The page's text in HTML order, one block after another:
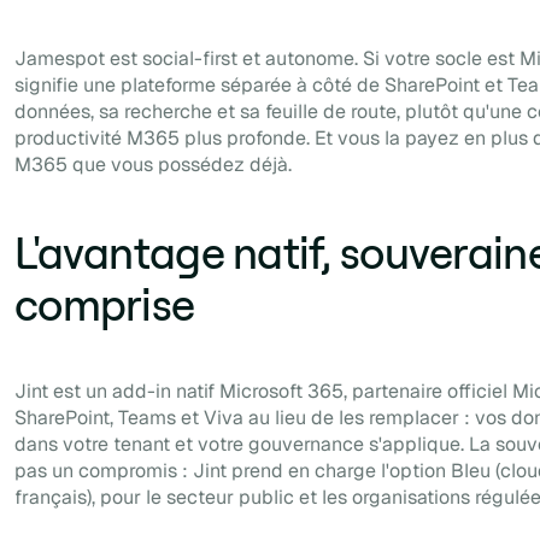
Jamespot est social-first et autonome. Si votre socle est
signifie une plateforme séparée à côté de SharePoint et
données, sa recherche et sa feuille de route, plutôt qu'une
productivité M365 plus profonde. Et vous la payez en plus
M365 que vous possédez déjà.
L'avantage natif,
comprise
Jint est un add-in natif Microsoft 365, partenaire officiel
SharePoint, Teams et Viva au lieu de les remplacer : vos
dans votre tenant et votre gouvernance s'applique. La
pas un compromis : Jint prend en charge l'option Bleu
français), pour le secteur public et les organisations